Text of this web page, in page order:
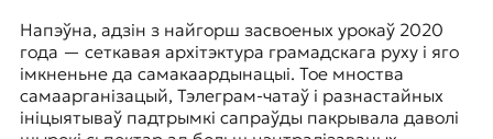
Напэўна, адзін з найгорш засвоеных урокаў 2020
года — сеткавая архітэктура грамадскага руху і яго
імкненьне да самакаардынацыі. Тое мноства
самаарганізацый, Тэлеграм-чатаў і разнастайных
ініцыятываў падтрымкі сапраўды пакрывала даволі